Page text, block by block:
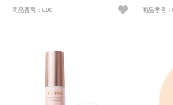
商品番号：880 商品番号